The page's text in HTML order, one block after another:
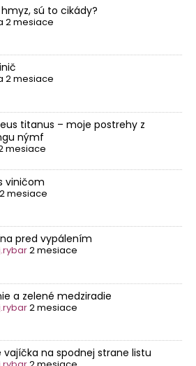
sú to cikády?
2 mesiace
2 mesiace
titanus – moje postrehy z
nýmf
mesiace
viničom
2 mesiace
pred vypálením
2 mesiace
a zelené medziradie
2 mesiace
vajíčka na spodnej strane listu